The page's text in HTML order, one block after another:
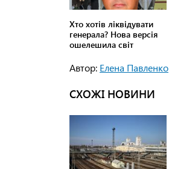
Автор: Елена Павленко
СХОЖІ НОВИНИ